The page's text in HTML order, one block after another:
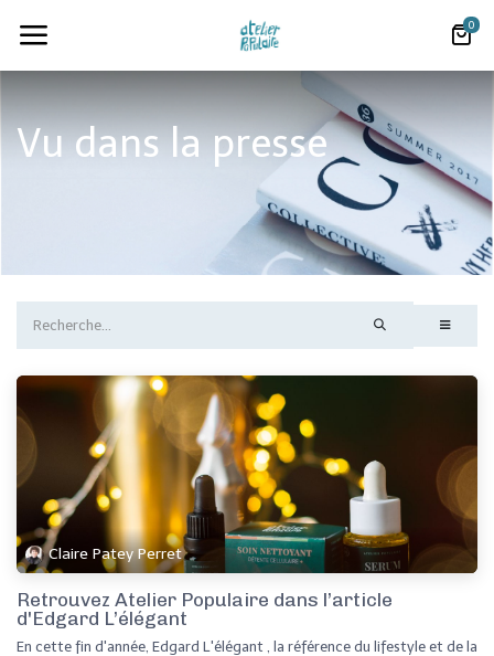
0
Vu dans la presse
Claire Patey Perret
Retrouvez Atelier Populaire dans l’article
d'Edgard L’élégant
En cette fin d'année, Edgard L'élégant , la référence du lifestyle et de la